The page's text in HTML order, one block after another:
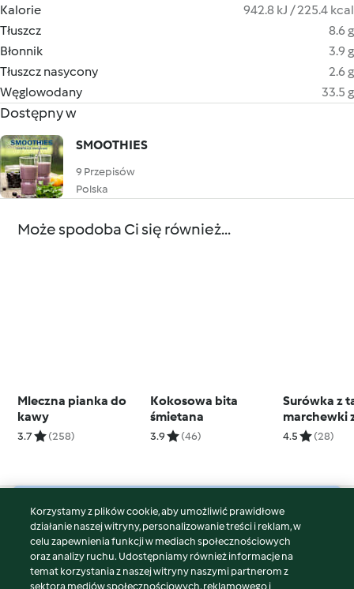
Kalorie
942.8 kJ / 225.4 kcal
Tłuszcz
8.6 g
Błonnik
3.9 g
Tłuszcz nasycony
2.6 g
Węglowodany
33.5 g
Dostępny w
SMOOTHIES
9 Przepisów
Polska
Może spodoba Ci się również...
Mleczna pianka do
kawy
3.7 (258)
Kokosowa bita
śmietana
3.9 (46)
Surówka z
marchewki
(TM5)
4.5 (28)
© Copyright 2026
Warunki korzystania
Polityka prywatności
Disclaimer
Korzystamy z plików cookie, aby umożliwić prawidłowe
działanie naszej witryny, personalizowanie treści i reklam, w
celu zapewnienia funkcji w mediach społecznościowych
oraz analizy ruchu. Udostępniamy również informacje na
temat korzystania z naszej witryny naszymi partnerom z
sektora mediów społecznościowych, reklamowego i